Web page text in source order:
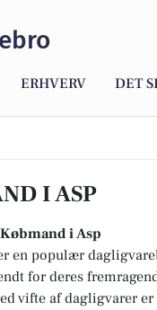
ERHVERV DET
I ASP
i Asp
en populær
for deres
vifte af dagligvarer